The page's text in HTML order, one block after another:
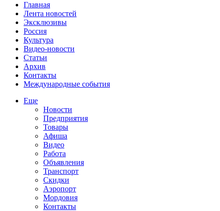
Главная
Лента новостей
Эксклюзивы
Россия
Культура
Видео-новости
Статьи
Архив
Контакты
Международные события
Еще
Новости
Предприятия
Товары
Афиша
Видео
Работа
Объявления
Транспорт
Скидки
Аэропорт
Мордовия
Контакты